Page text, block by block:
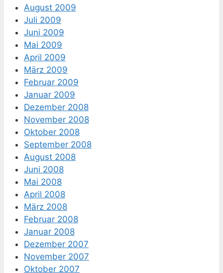
August 2009
Juli 2009
Juni 2009
Mai 2009
April 2009
März 2009
Februar 2009
Januar 2009
Dezember 2008
November 2008
Oktober 2008
September 2008
August 2008
Juni 2008
Mai 2008
April 2008
März 2008
Februar 2008
Januar 2008
Dezember 2007
November 2007
Oktober 2007